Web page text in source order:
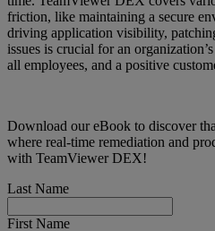
friction, like maintaining a secure
driving application visibility,
issues is crucial for an
all employees, and a positive
Download our eBook to discover
where real-time remediation and
with TeamViewer DEX!
Last Name
First Name